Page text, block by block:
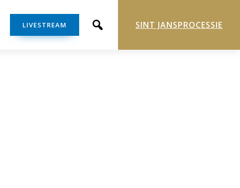
LIVESTREAM SINT JANSPROCESSIE